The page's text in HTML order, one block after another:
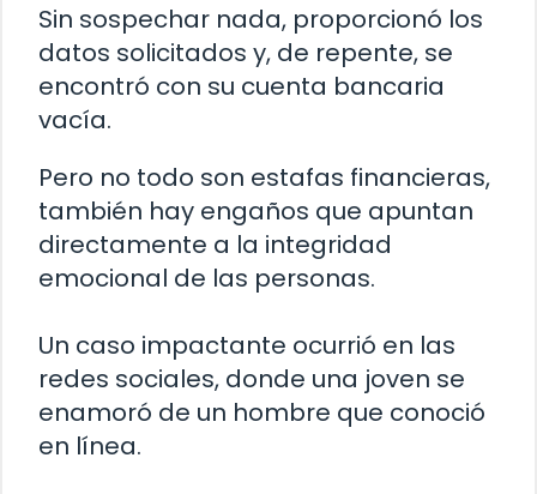
Sin sospechar nada, proporcionó los
datos solicitados y, de repente, se
encontró con su cuenta bancaria
vacía.
Pero no todo son estafas financieras,
también hay engaños que apuntan
directamente a la integridad
emocional de las personas.
Un caso impactante ocurrió en las
redes sociales, donde una joven se
enamoró de un hombre que conoció
en línea.